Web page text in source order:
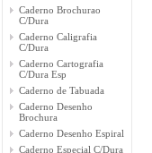
Caderno Brochurao
C/Dura
Caderno Caligrafia
C/Dura
Caderno Cartografia
C/Dura Esp
Caderno de Tabuada
Caderno Desenho
Brochura
Caderno Desenho Espiral
Caderno Especial C/Dura